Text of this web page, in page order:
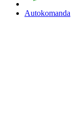
Autokomanda